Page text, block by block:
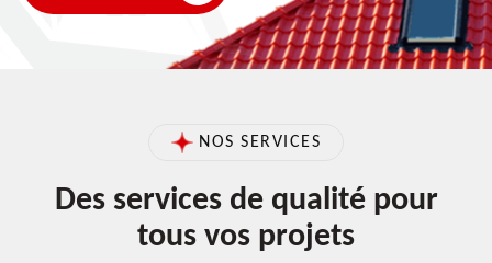
NOS SERVICES
Des services de qualité pour
tous vos projets